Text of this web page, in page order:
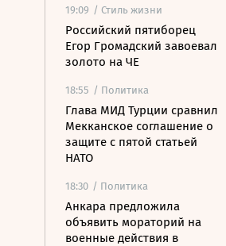
19:09 / Стиль жизни
Российский пятиборец
Егор Громадский завоевал
золото на ЧЕ
18:55 / Политика
Глава МИД Турции сравнил
Мекканское соглашение о
защите с пятой статьей
НАТО
18:30 / Политика
Анкара предложила
объявить мораторий на
военные действия в